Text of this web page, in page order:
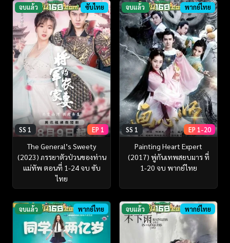
จบแล้ว ซับไทย
SS 1 EP 1
The General’s Sweety
(2023) ภรรยาตัวป่วนของท่าน
แม่ทัพ ตอนที่ 1-24 จบ ซับ
ไทย
จบแล้ว พากย์ไทย
SS 1 EP 1-20
Painting Heart Expert
(2017) พู่กันเทพสยบมาร ที่
1-20 จบ พากย์ไทย
จบแล้ว พากย์ไทย จบแล้ว พากย์ไทย